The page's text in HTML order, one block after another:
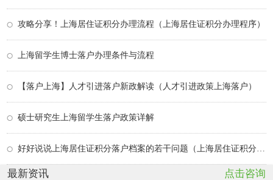
攻略分享！上海居住证积分办理流程（上海居住证积分办理程序）
上海留学生博士落户办理条件与流程
【落户上海】人才引进落户新政解读（人才引进政策上海落户）
硕士研究生上海留学生落户政策详解
最新资讯 点击咨询